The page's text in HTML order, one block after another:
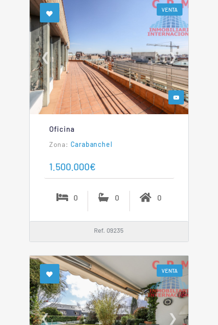
VENTA
❮ ❯
Oficina
Carabanchel
1.500.000€
0 0 0
Ref. 09235
VENTA
❮ ❯